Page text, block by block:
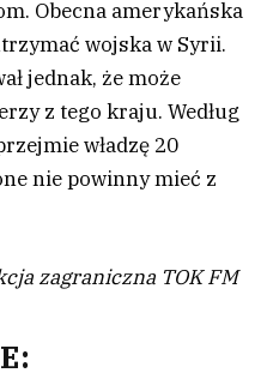
Obecna amerykańska
wojska w Syrii.
jednak, że może
z tego kraju. Według
władzę 20
nie powinny mieć z
zagraniczna TOK FM